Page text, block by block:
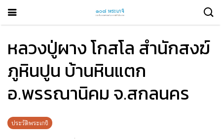
หลวงปู่ผาง โกสโล สำนักสงฆ์
ภูหินปูน บ้านหินแตก
อ.พรรณานิคม จ.สกลนคร
ประวัติพระเกจิ